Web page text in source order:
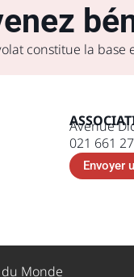
constitue la base
Avenue
021 661
Envoyer
Monde